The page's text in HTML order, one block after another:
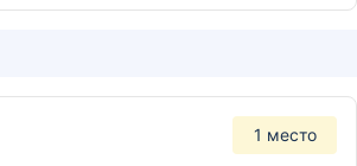
офис № 005
г. Улан-Удэ, ул. Ключевская, д. 25
1 место